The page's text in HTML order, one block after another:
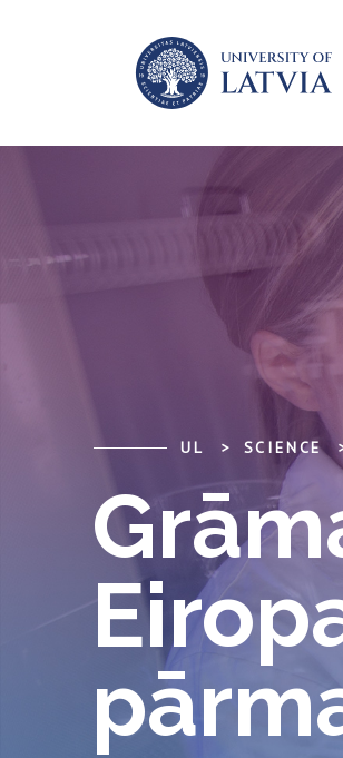
UL SCIENCE